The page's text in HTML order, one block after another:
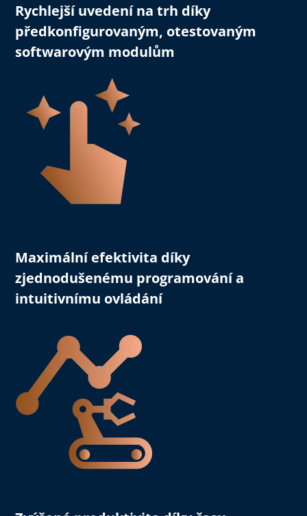
Rychlejší uvedení na trh díky
předkonfigurovaným, otestovaným
softwarovým modulům
Maximální efektivita díky
zjednodušenému programování a
intuitivnímu ovládání